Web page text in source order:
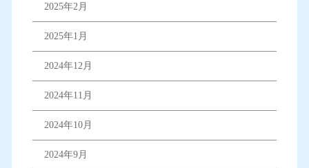
2025年2月
2025年1月
2024年12月
2024年11月
2024年10月
2024年9月